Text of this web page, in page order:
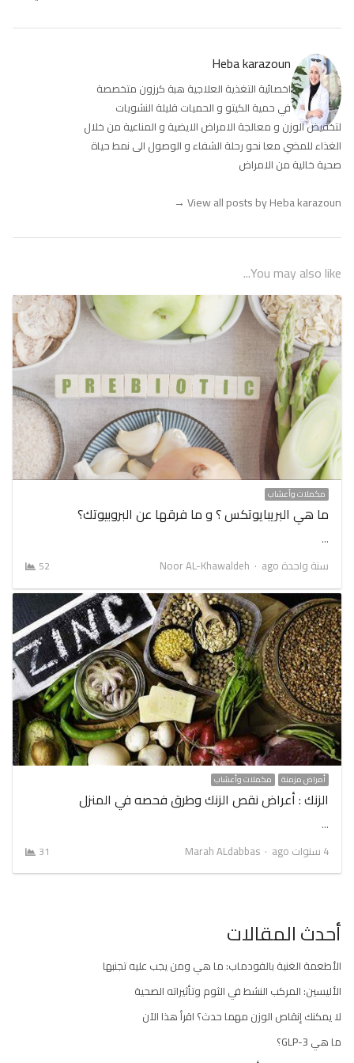
Heba karazoun
اخصائية التغذية العلاجية هبة كرزون متخصصة
في حمية الكيتو و الحميات قليلة النشويات
لتخفيض الوزن و معالجة الامراض الايضية و المناعية من خلال
الغذاء للمضي معا نحو رحلة الشفاء و الوصول الى نمط حياة
صحية خالية من الامراض
View all posts by Heba karazoun
→
You may also like...
مكملات وأعشاب
ما هي البريبايوتكس ؟ و ما فرقها عن البروبيوتك؟
…
سنة واحدة ago
Author
Noor AL-Khawaldeh
52
أمراض مزمنة مكملات وأعشاب
الزنك : أعراض نقص الزنك وطرق فحصه في المنزل
…
4 سنوات ago
Author
Marah ALdabbas
31
أحدث المقالات
الأطعمة الغنية بالفودماب: ما هي ومن يجب عليه تجنبها
الأليسين: المركب النشط في الثوم وتأثيراته الصحية
لا يمكنك إنقاص الوزن مهما حدث؟ اقرأ هذا الآن
ما هي GLP-3؟